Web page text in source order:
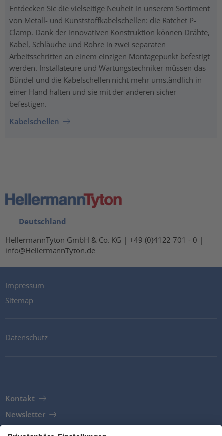
Entdecken Sie die vielseitige Neuheit in unserem Sortiment
von Metall- und Kunststoffkabelschellen: die Ratchet P-
Clamp. Dank der innovativen Konstruktion können Drähte,
Kabel, Schläuche und Rohre in zwei separaten
Arbeitsschritten an einem einzigen Montagepunkt befestigt
werden. Installateure und Wartungstechniker müssen das
Bündel und die Kabelschellen nicht mehr umständlich in
einer Hand halten und sie mit der anderen sicher
befestigen.
Kabelschellen
Deutschland
HellermannTyton GmbH & Co. KG | +49 (0)4122 701 - 0 |
info@HellermannTyton.de
Impressum
Sitemap
Datenschutz
Kontakt
Newsletter